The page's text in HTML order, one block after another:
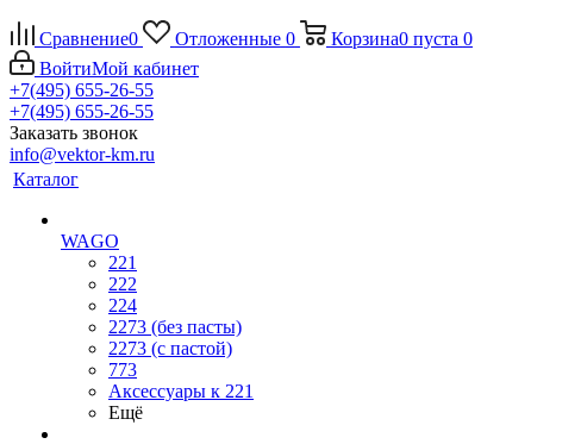
Сравнение0 Отложенные 0 Корзина0 пуста 0
ВойтиМой кабинет
+7(495) 655-26-55
+7(495) 655-26-55
Заказать звонок
info@vektor-km.ru
Каталог
WAGO
221
222
224
2273 (без пасты)
2273 (с пастой)
773
Аксессуары к 221
Ещё